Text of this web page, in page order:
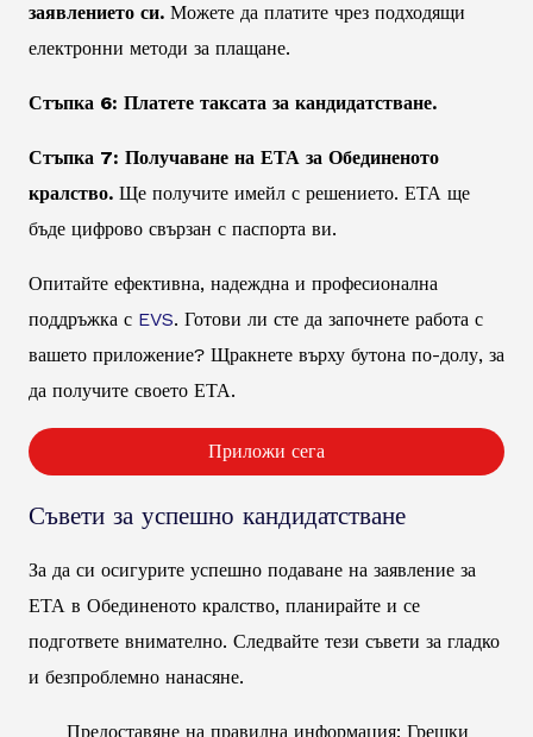
заявлението си. Можете да платите чрез подходящи
електронни методи за плащане.
Стъпка 6: Платете таксата за кандидатстване.
Стъпка 7: Получаване на ЕТА за Обединеното
кралство. Ще получите имейл с решението. ЕТА ще
бъде цифрово свързан с паспорта ви.
Опитайте ефективна, надеждна и професионална
поддръжка с EVS. Готови ли сте да започнете работа с
вашето приложение? Щракнете върху бутона по-долу, за
да получите своето ЕТА.
Приложи сега
Съвети за успешно кандидатстване
За да си осигурите успешно подаване на заявление за
ЕТА в Обединеното кралство, планирайте и се
подгответе внимателно. Следвайте тези съвети за гладко
и безпроблемно нанасяне.
Предоставяне на правилна информация: Грешки